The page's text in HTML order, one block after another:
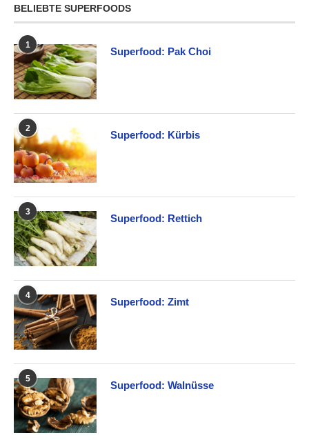
BELIEBTE SUPERFOODS
1
Superfood: Pak Choi
2
Superfood: Kürbis
3
Superfood: Rettich
4
Superfood: Zimt
5
Superfood: Walnüsse